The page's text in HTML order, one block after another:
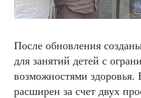
После обновления
для занятий детей с
возможностями
расширен за счет двух